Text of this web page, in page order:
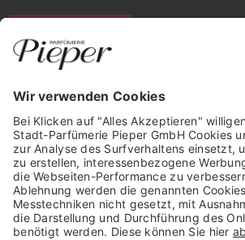
Trusted Shops Mitglied seit 2010